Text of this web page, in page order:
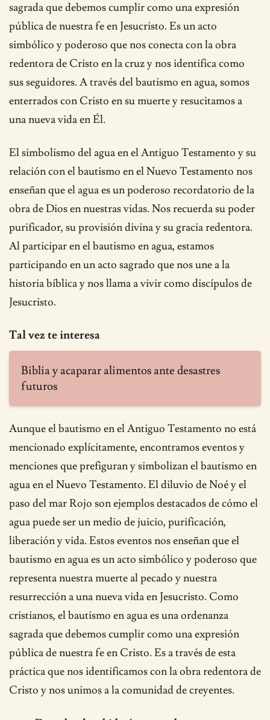
sagrada que debemos cumplir como una expresión
pública de nuestra fe en Jesucristo. Es un acto
simbólico y poderoso que nos conecta con la obra
redentora de Cristo en la cruz y nos identifica como
sus seguidores. A través del bautismo en agua, somos
enterrados con Cristo en su muerte y resucitamos a
una nueva vida en Él.
El simbolismo del agua en el Antiguo Testamento y su
relación con el bautismo en el Nuevo Testamento nos
enseñan que el agua es un poderoso recordatorio de la
obra de Dios en nuestras vidas. Nos recuerda su poder
purificador, su provisión divina y su gracia redentora.
Al participar en el bautismo en agua, estamos
participando en un acto sagrado que nos une a la
historia bíblica y nos llama a vivir como discípulos de
Jesucristo.
Tal vez te interesa
Biblia y acaparar alimentos ante desastres
futuros
Aunque el bautismo en el Antiguo Testamento no está
mencionado explícitamente, encontramos eventos y
menciones que prefiguran y simbolizan el bautismo en
agua en el Nuevo Testamento. El diluvio de Noé y el
paso del mar Rojo son ejemplos destacados de cómo el
agua puede ser un medio de juicio, purificación,
liberación y vida. Estos eventos nos enseñan que el
bautismo en agua es un acto simbólico y poderoso que
representa nuestra muerte al pecado y nuestra
resurrección a una nueva vida en Jesucristo. Como
cristianos, el bautismo en agua es una ordenanza
sagrada que debemos cumplir como una expresión
pública de nuestra fe en Cristo. Es a través de esta
práctica que nos identificamos con la obra redentora de
Cristo y nos unimos a la comunidad de creyentes.